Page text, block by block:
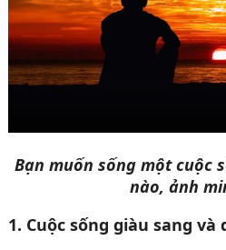
Bạn muốn sống một cuộc
nào, ảnh
1. Cuộc sống giàu sang và